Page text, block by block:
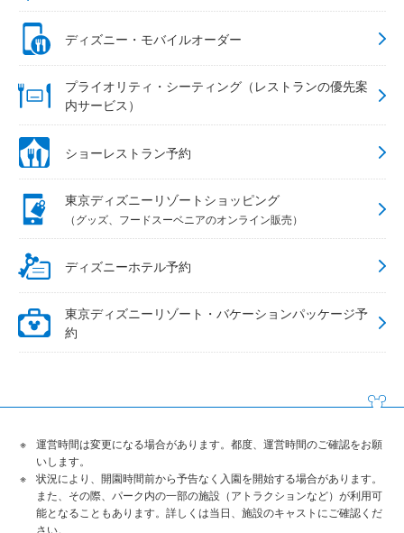
ディズニー・モバイルオーダー
プライオリティ・シーティング（レストランの優先案
内サービス）
ショーレストラン予約
東京ディズニーリゾートショッピング
（グッズ、フードスーベニアのオンライン販売）
ディズニーホテル予約
東京ディズニーリゾート・バケーションパッケージ予
約
運営時間は変更になる場合があります。都度、運営時間のご確認をお願
いします。
状況により、開園時間前から予告なく入園を開始する場合があります。
また、その際、パーク内の一部の施設（アトラクションなど）が利用可
能となることもあります。詳しくは当日、施設のキャストにご確認くだ
さい。